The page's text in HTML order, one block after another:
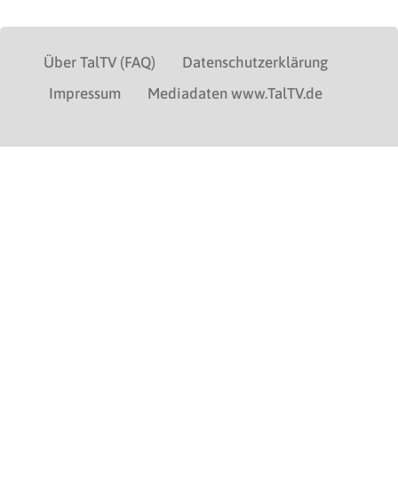
Über TalTV (FAQ)
Datenschutzerklärung
Impressum
Mediadaten www.TalTV.de